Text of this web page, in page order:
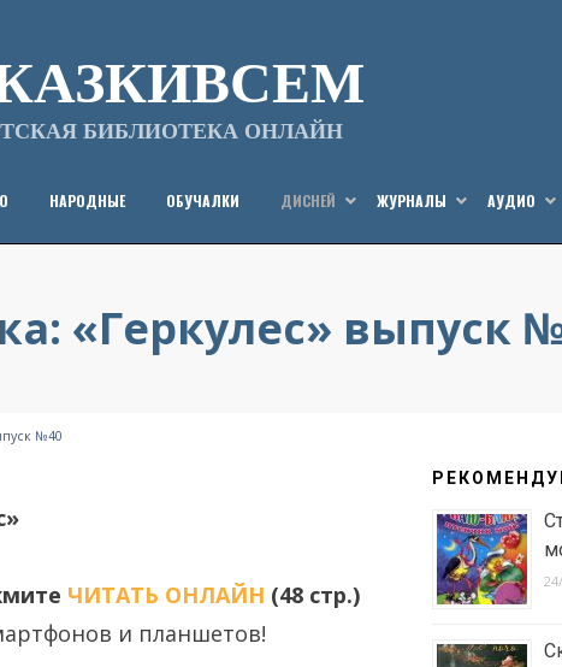
БИБЛИОТЕКА ОНЛАЙН
НАРОДНЫЕ ОБУЧАЛКИ ДИСНЕЙ ЖУРНАЛЫ АУДИО
«Геркулес» выпуск
№40
ЧИТАТЬ ОНЛАЙН (48 стр.)
и планшетов!